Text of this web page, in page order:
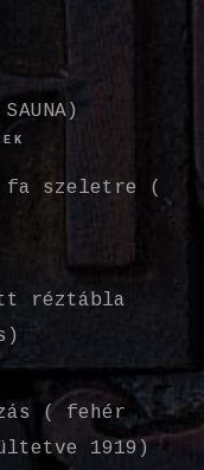
fa szeletre (
réztábla
( fehér
1919)